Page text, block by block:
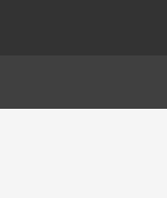
finestra.